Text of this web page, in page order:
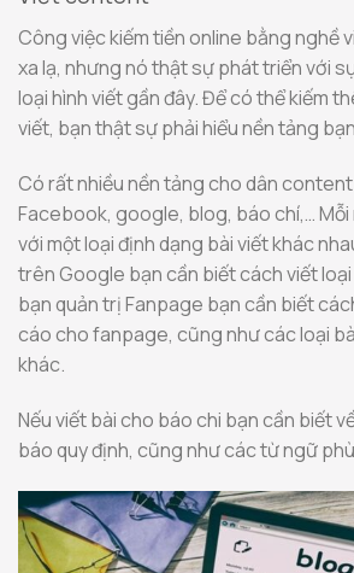
Công việc kiếm tiền online bằng nghề
xa lạ, nhưng nó thật sự phát triển với
loại hình viết gần đây. Để có thể kiếm
viết, bạn thật sự phải hiểu nền tảng
Có rất nhiều nền tảng cho dân
Facebook, google, blog, báo chí,…
với một loại định dạng bài viết khác
trên Google bạn cần biết cách viết loại
bạn quản trị Fanpage bạn cần biết
cáo cho fanpage, cũng như các loại
khác.
Nếu viết bài cho báo chi bạn cần biết
báo quy định, cũng như các từ ngữ